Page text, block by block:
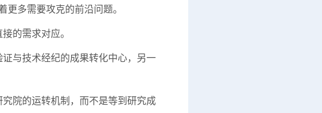
多需要攻克的前沿问题。
的需求对应。
与技术经纪的成果转化中心，另一
院的运转机制，而不是等到研究成